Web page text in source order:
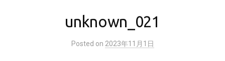
unknown_021
Posted on 2023年11月1日